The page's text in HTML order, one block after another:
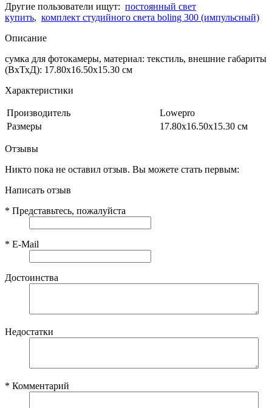
Другие пользователи ищут: постоянный свет
купить, комплект студийного света boling 300 (импульcный)
Описание
сумка для фотокамеры, материал: текстиль, внешние габариты
(ВхТхД): 17.80х16.50х15.30 см
Характеристики
Производитель
Lowepro
Размеры
17.80х16.50х15.30 см
Отзывы
Никто пока не оставил отзыв. Вы можете стать первым:
Написать отзыв
* Представьтесь, пожалуйста
* E-Mail
Достоинства
Недостатки
* Комментарий